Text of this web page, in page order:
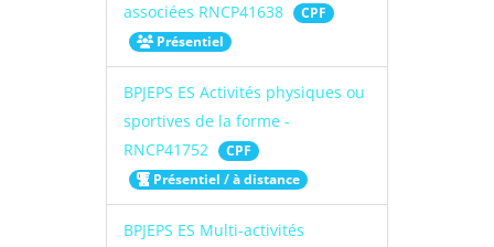
associées RNCP41638
CPF
Présentiel
BPJEPS ES Activités physiques ou
sportives de la forme -
RNCP41752
CPF
Présentiel / à distance
BPJEPS ES Multi-activités